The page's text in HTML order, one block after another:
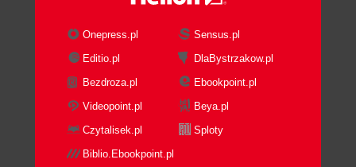
Onepress.pl
Sensus.pl
Editio.pl
DlaBystrzakow.pl
Bezdroza.pl
Ebookpoint.pl
Videopoint.pl
Beya.pl
Czytalisek.pl
Sploty
Biblio.Ebookpoint.pl